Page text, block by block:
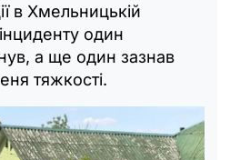
в Хмельницькій
один
а ще один зазнав
тяжкості.